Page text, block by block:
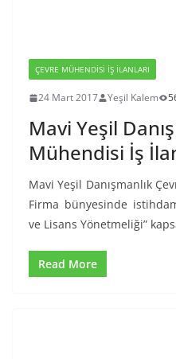
ÇEVRE MÜHENDISI İŞ İLANLARI
24 Mart 2017 Yeşil Kalem
Mavi Yeşil
Mühendisi İş
Mavi Yeşil Danışmanlık
Firma bünyesinde
ve Lisans Yönetmeliği”
Read More